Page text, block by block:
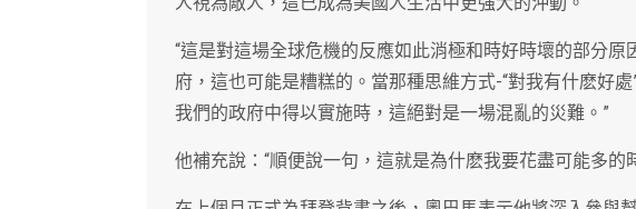
“這是對這場全球危機的反應如此消極和時好時壞的部分原
府，這也可能是糟糕的。當那種思維方式-“對我有什麽好
我們的政府中得以實施時，這絕對是一場混亂的災難。”
他補充說：“順便說一句，這就是為什麽我要花盡可能多的